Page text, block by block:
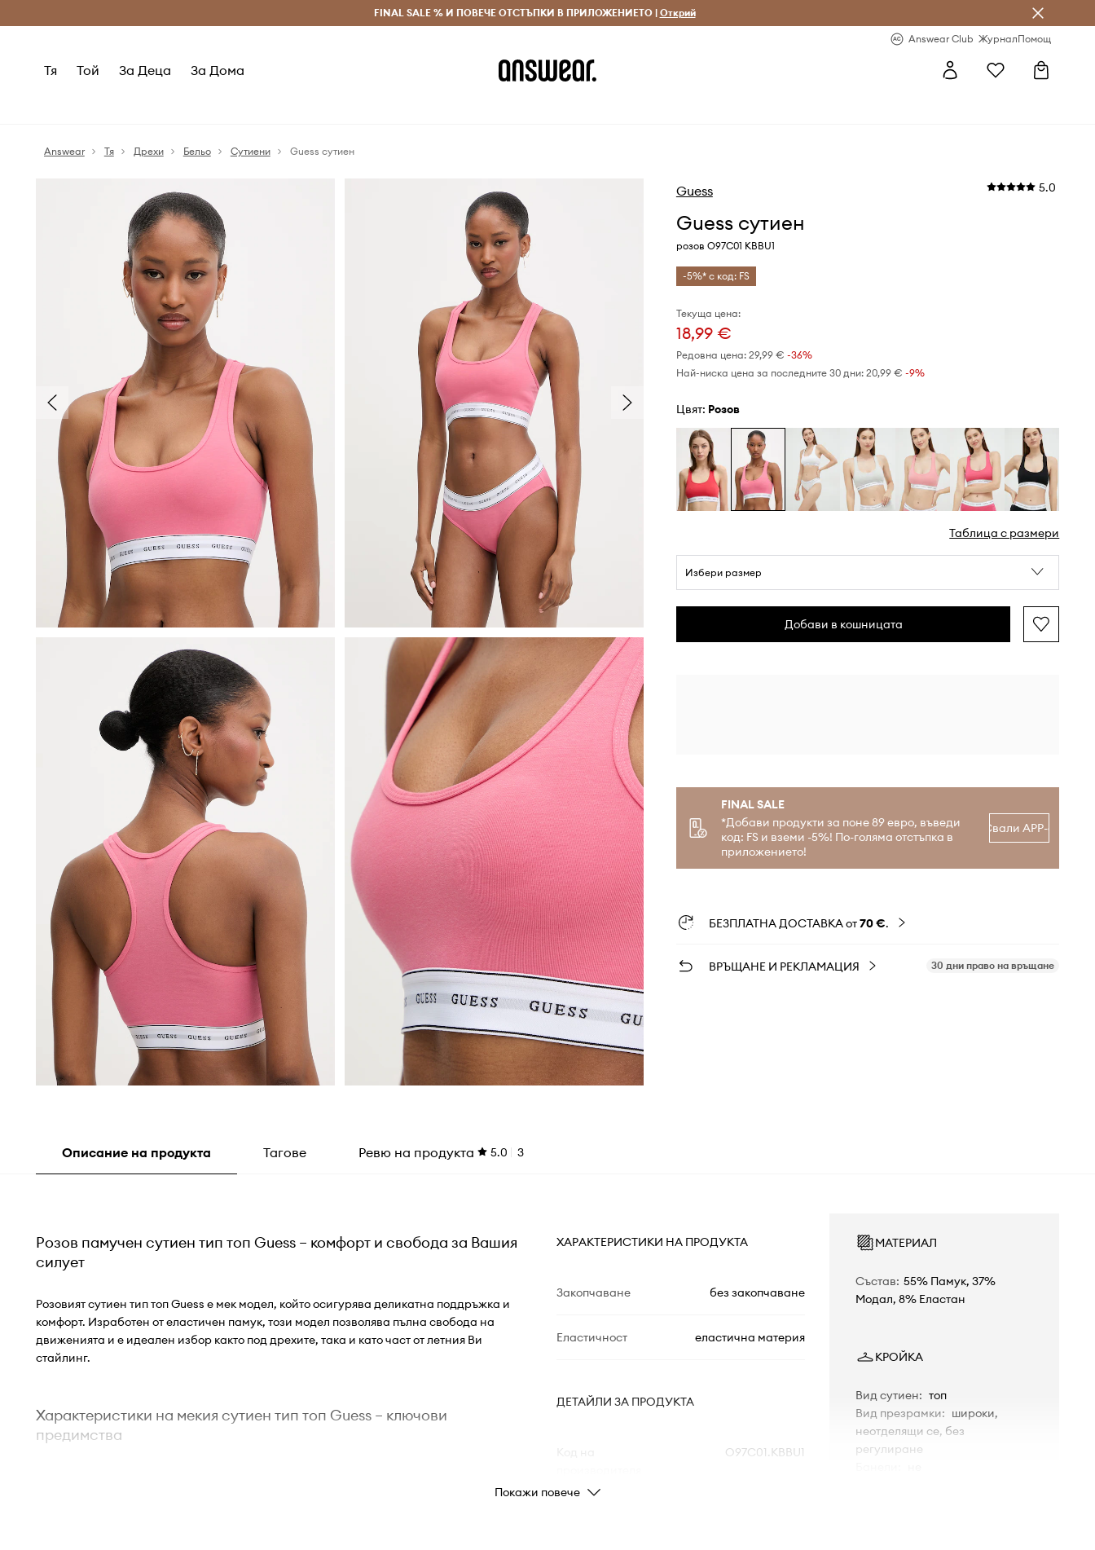
Безплатни доставка и връщане за поръчки над 70 EUR Доставка 1-5 дни
FINAL SALE % И ПОВЕЧЕ ОТСТЪПКИ В ПРИЛОЖЕНИЕТО | Открий
Answear Club ЖурналПомощ
Тя Той За Деца За Дома
Answear Тя Дрехи Бельо Сутиени Guess сутиен
Guess 5.0
Guess сутиен
розов O97C01 KBBU1
-5%* с код: FS
Текуща цена:
18,99 €
Редовна цена: 29,99 € -36%
Най-ниска цена за последните 30 дни: 20,99 € -9%
Цвят: розов
Таблица с размери
Избери размер
Добави в кошницата
FINAL SALE
*Добави продукти за поне 89 евро, въведи
код: FS и вземи -5%! По-голяма отстъпка в
приложението!
Свали APP-а
БЕЗПЛАТНА ДОСТАВКА от70 €.
ВРЪЩАНЕ И РЕКЛАМАЦИЯ 30 дни право на връщане
Описание на продукта Тагове Ревю на продукта 5.0 3
Розов памучен сутиен тип топ Guess – комфорт и свобода за Вашия
силует
Розовият сутиен тип топ Guess е мек модел, който осигурява деликатна поддръжка и
комфорт. Изработен от еластичен памук, този модел позволява пълна свобода на
движенията и е идеален избор както под дрехите, така и като част от летния Ви
стайлинг.
Характеристики на мекия сутиен тип топ Guess – ключови
предимства
ХАРАКТЕРИСТИКИ НА ПРОДУКТА
Закопчаване без закопчаване
Еластичност еластична материя
ДЕТАЙЛИ ЗА ПРОДУКТА
O97C01.KBBU1
МАТЕРИАЛ
Състав: 55% Памук, 37%
Модал, 8% Еластан
КРОЙКА
Вид сутиен: топ
Вид презрамки: широки,
неотделящи се, без
регулиране
Покажи повече